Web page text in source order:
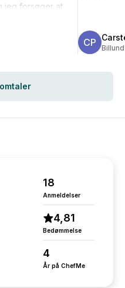
jeg forsøger at
maden
CP Billund
18
Anmeldelser
4,81
Bedømmelse
4
År på ChefMe